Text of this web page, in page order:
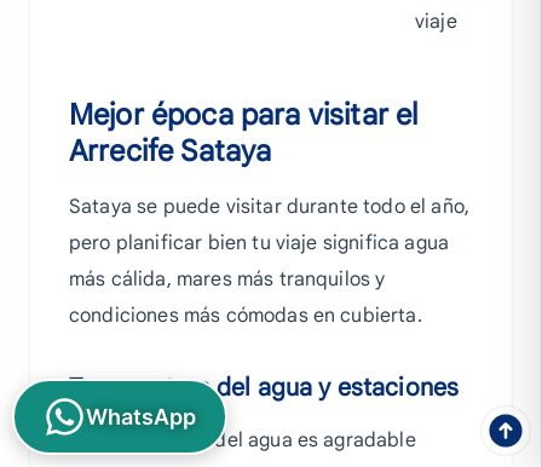
viaje
Mejor época para visitar el
Arrecife Sataya
Sataya se puede visitar durante todo el año,
pero planificar bien tu viaje significa agua
más cálida, mares más tranquilos y
condiciones más cómodas en cubierta.
Temperatura del agua y estaciones
La temperatura del agua es agradable
WhatsApp